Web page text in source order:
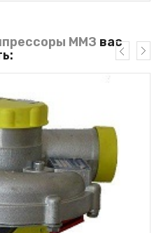
ММЗ вас